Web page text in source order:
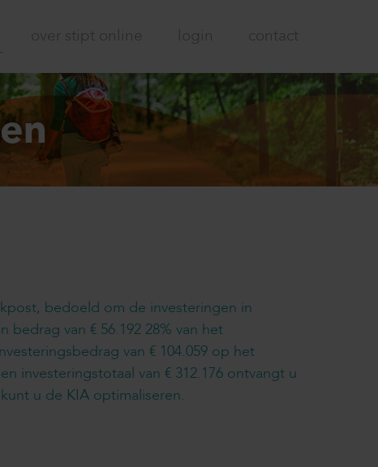
over stipt online login contact
bedoeld om de investeringen in
van € 56.192 28% van het
van € 104.059 op het
investeringstotaal van € 312.176 ontvangt u
u de KIA optimaliseren.